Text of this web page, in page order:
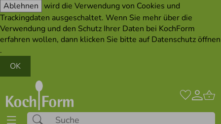
Ablehnen wird die Verwendung von Cookies und
Trackingdaten ausgeschaltet. Wenn Sie mehr über die
Verwendung und den Schutz Ihrer Daten bei KochForm
erfahren wollen, dann klicken Sie bitte aufDatenschutz öffnen
.
OK